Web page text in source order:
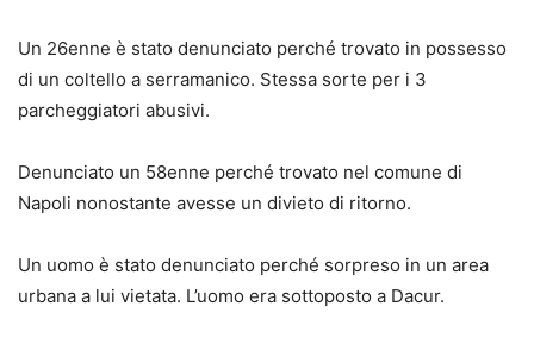
Un 26enne è stato denunciato perché trovato in possesso
di un coltello a serramanico. Stessa sorte per i 3
parcheggiatori abusivi.
Denunciato un 58enne perché trovato nel comune di
Napoli nonostante avesse un divieto di ritorno.
Un uomo è stato denunciato perché sorpreso in un area
urbana a lui vietata. L’uomo era sottoposto a Dacur.